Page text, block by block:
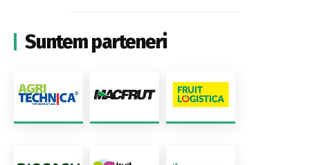
Suntem parteneri